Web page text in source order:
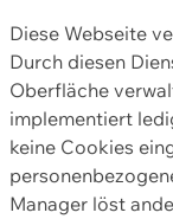
Diese Webseite
Durch diesen
Oberfläche
implementiert
keine Cookies
Manager löst